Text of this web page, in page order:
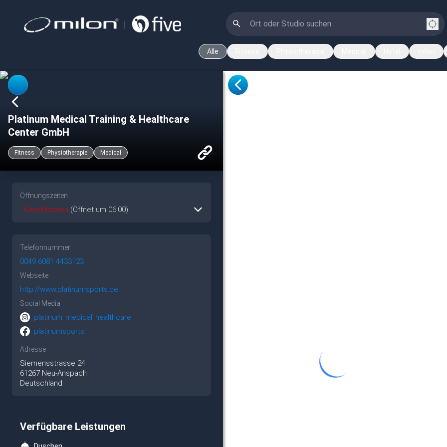
Alle
Platinum Medical Training & Healthcare
Center GmbH
Fitness Physiotherapie Medical
Öffnungszeiten
Geschlossen (Öffnet um 06:00)
Telefonnummer
0049 6081 4433123
Webseite
http://www.platinumsports.de
Social Media
platinum_medical_healthcare
platinumsports
Adresse
Siemensstrasse 24
61267 Neu-Anspach
Deutschland
Verfügbare Leistungen